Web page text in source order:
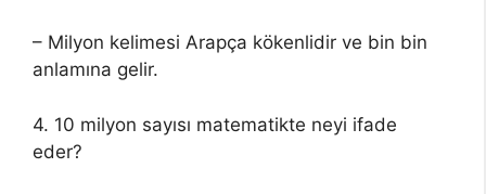
– Milyon kelimesi Arapça kökenlidir ve bin bin
anlamına gelir.
4. 10 milyon sayısı matematikte neyi ifade
eder?